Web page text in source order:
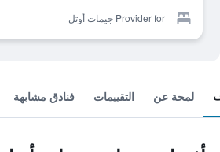
Provider for جيمات أوتل
لمحة عن التقييمات فنادق مشابهة